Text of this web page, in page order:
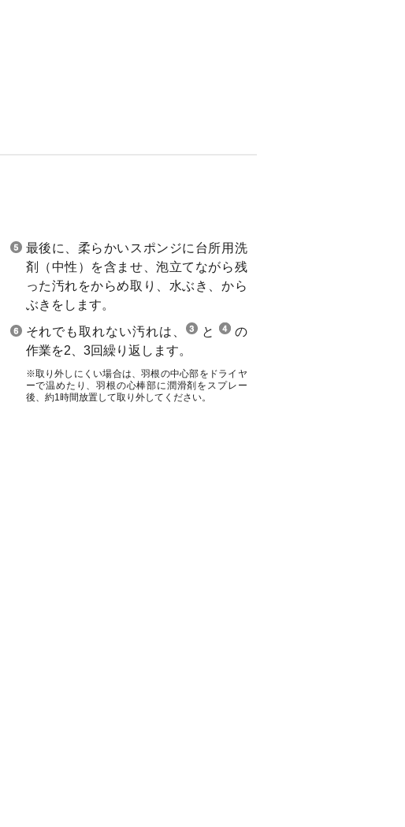
最後に、柔らかいスポンジに台所用洗
剤（中性）を含ませ、泡立てながら残
った汚れをからめ取り、水ぶき、から
ぶきをします。
それでも取れない汚れは、
と
の
作業を2、3回繰り返します。
※取り外しにくい場合は、羽根の中心部をドライヤ
ーで温めたり、羽根の心棒部に潤滑剤をスプレー
後、約1時間放置して取り外してください。